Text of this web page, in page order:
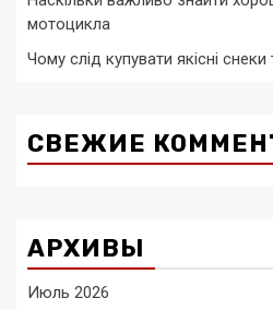
мотоцикла
Чому слід купувати якісні
СВЕЖИЕ
АРХИВЫ
Июль 2026